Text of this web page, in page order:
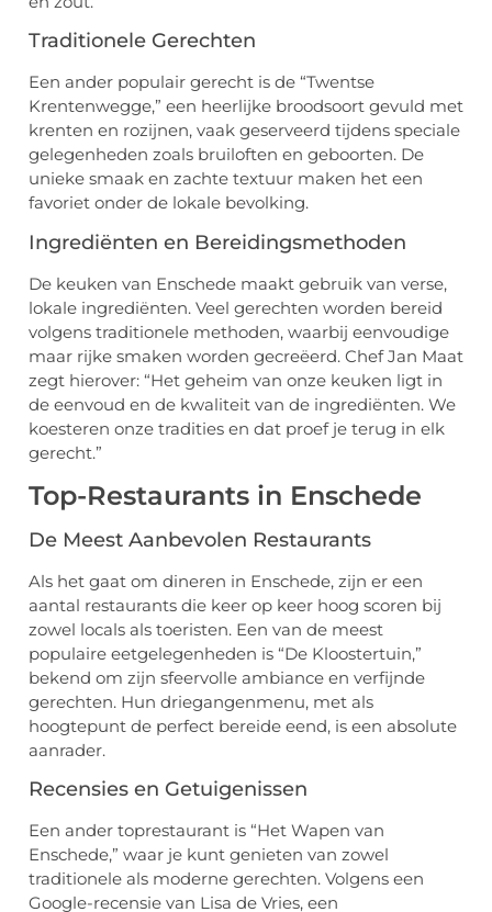
Traditionele Gerechten
Een ander populair gerecht is de “Twentse
Krentenwegge,” een heerlijke broodsoort gevuld met
krenten en rozijnen, vaak geserveerd tijdens speciale
gelegenheden zoals bruiloften en geboorten. De
unieke smaak en zachte textuur maken het een
favoriet onder de lokale bevolking.
Ingrediënten en Bereidingsmethoden
De keuken van Enschede maakt gebruik van verse,
lokale ingrediënten. Veel gerechten worden bereid
volgens traditionele methoden, waarbij eenvoudige
maar rijke smaken worden gecreëerd. Chef Jan Maat
zegt hierover: “Het geheim van onze keuken ligt in
de eenvoud en de kwaliteit van de ingrediënten. We
koesteren onze tradities en dat proef je terug in elk
gerecht.”
Top-Restaurants in Enschede
De Meest Aanbevolen Restaurants
Als het gaat om dineren in Enschede, zijn er een
aantal restaurants die keer op keer hoog scoren bij
zowel locals als toeristen. Een van de meest
populaire eetgelegenheden is “De Kloostertuin,”
bekend om zijn sfeervolle ambiance en verfijnde
gerechten. Hun driegangenmenu, met als
hoogtepunt de perfect bereide eend, is een absolute
aanrader.
Recensies en Getuigenissen
Een ander toprestaurant is “Het Wapen van
Enschede,” waar je kunt genieten van zowel
traditionele als moderne gerechten. Volgens een
Google-recensie van Lisa de Vries, een